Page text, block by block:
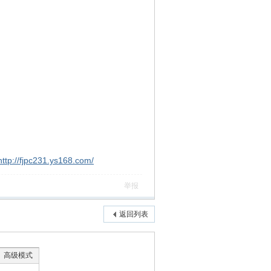
fjpc231.ys168.com/
举报
返回列表
高级模式